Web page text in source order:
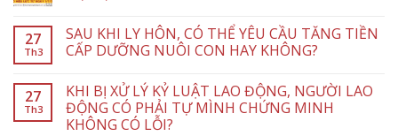
27
Th3
SAU KHI LY HÔN, CÓ THỂ YÊU CẦU TĂNG TIỀN
CẤP DƯỠNG NUÔI CON HAY KHÔNG?
27
Th3
KHI BỊ XỬ LÝ KỶ LUẬT LAO ĐỘNG, NGƯỜI LAO
ĐỘNG CÓ PHẢI TỰ MÌNH CHỨNG MINH
KHÔNG CÓ LỖI?